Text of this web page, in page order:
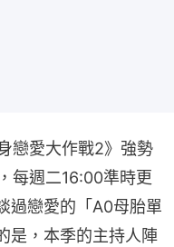
戀愛大作戰2》強勢
每週二16:00準時更
過戀愛的「A0母胎單
是，本季的主持人陣